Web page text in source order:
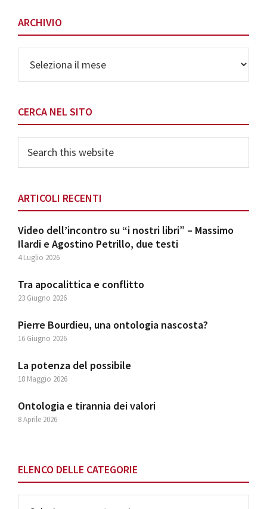
ARCHIVIO
CERCA NEL SITO
this
ARTICOLI RECENTI
Video dell’incontro su “i nostri libri” – Massimo
Ilardi e Agostino Petrillo, due testi
4 Luglio 2026
Tra apocalittica e conflitto
23 Giugno 2026
Pierre Bourdieu, una ontologia nascosta?
16 Giugno 2026
La potenza del possibile
18 Maggio 2026
Ontologia e tirannia dei valori
8 Aprile 2026
ELENCO DELLE CATEGORIE